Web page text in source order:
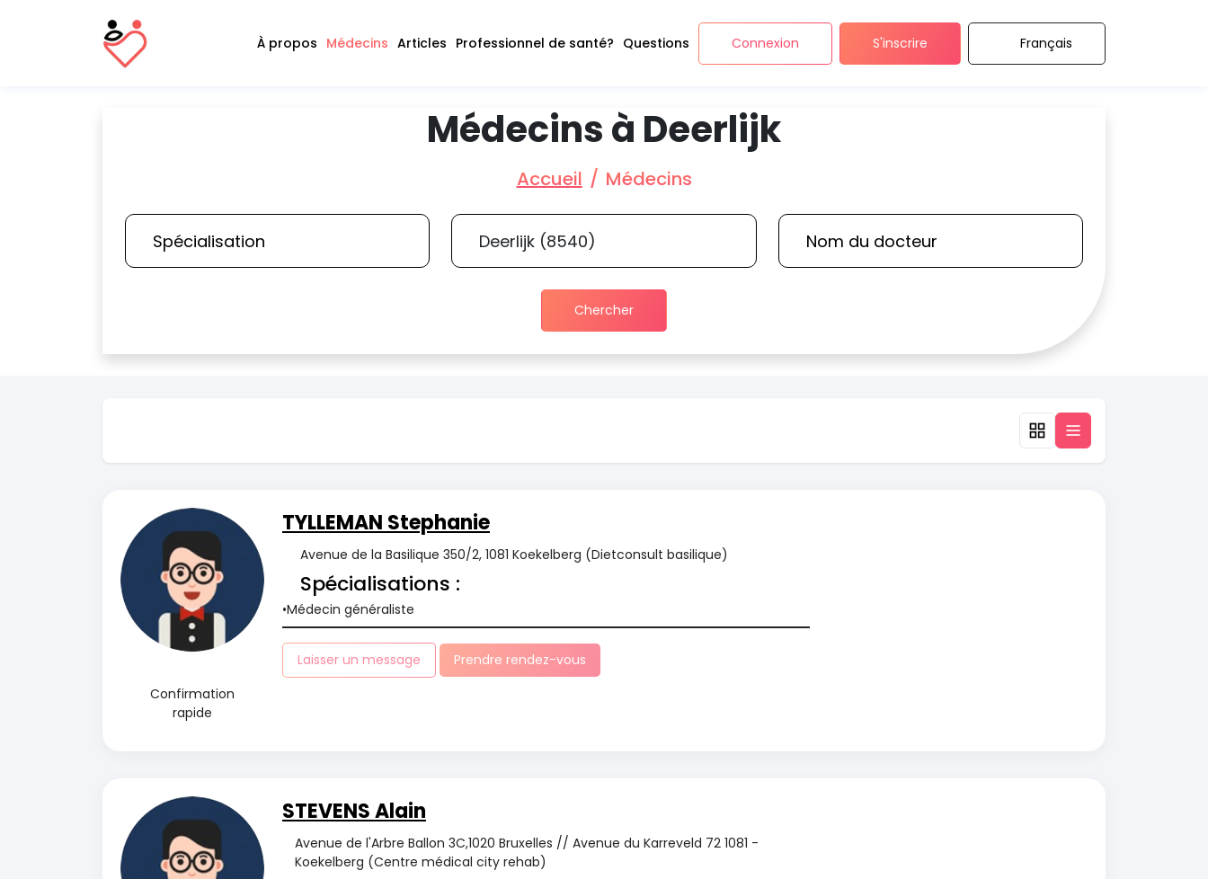
À propos Médecins Articles Professionnel de santé? Questions Connexion S'inscrire Français
Médecins à Deerlijk
Accueil Médecins
Chercher
Confirmation
rapide
TYLLEMAN Stephanie
Avenue de la Basilique 350/2, 1081 Koekelberg (Dietconsult basilique)
Spécialisations :
Médecin généraliste
Laisser un message Prendre rendez-vous
STEVENS Alain
Avenue de l'Arbre Ballon 3C,1020 Bruxelles // Avenue du Karreveld 72 1081 -
Koekelberg (Centre médical city rehab)